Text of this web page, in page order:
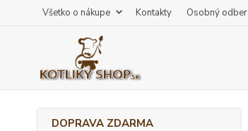
Všetko o nákupe Kontakty Osobný odber
DOPRAVA ZDARMA